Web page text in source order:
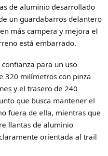
de aluminio desarrollado
un guardabarros delantero
más campera y mejora el
está embarrado.
para un uso
320 milímetros con pinza
y el trasero de 240
que busca mantener el
fuera de ella, mientras que
llantas de aluminio
orientada al trail